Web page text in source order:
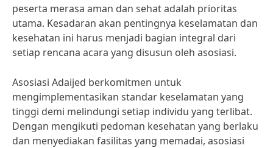
peserta merasa aman dan sehat adalah prioritas
utama. Kesadaran akan pentingnya keselamatan dan
kesehatan ini harus menjadi bagian integral dari
setiap rencana acara yang disusun oleh asosiasi.
Asosiasi Adaijed berkomitmen untuk
mengimplementasikan standar keselamatan yang
tinggi demi melindungi setiap individu yang terlibat.
Dengan mengikuti pedoman kesehatan yang berlaku
dan menyediakan fasilitas yang memadai, asosiasi